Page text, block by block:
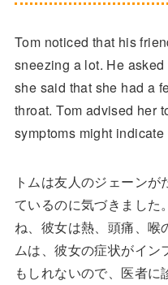
Tom noticed that his
sneezing a lot. He
she said that she had a
throat. Tom advised her
symptoms might
トムは友人のジェーン
ているのに気づきました
ね、彼女は熱、頭痛、喉
ムは、彼女の症状がイ
もしれないので、医者